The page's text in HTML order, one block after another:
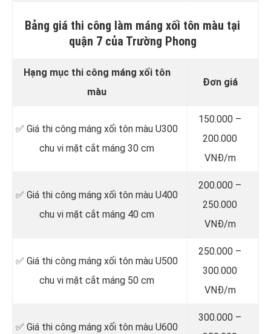
Bảng giá thi công làm máng xối tôn màu tại
quận 7 của Trường Phong
Hạng mục thi công máng xối tôn
màu
Đơn giá
✅ Giá thi công máng xối tôn màu U300
chu vi mặt cắt máng 30 cm
150.000 –
200.000
VNĐ/m
✅ Giá thi công máng xối tôn màu U400
chu vi mặt cắt máng 40 cm
200.000 –
250.000
VNĐ/m
✅ Giá thi công máng xối tôn màu U500
chu vi mặt cắt máng 50 cm
250.000 –
300.000
VNĐ/m
✅ Giá thi công máng xối tôn màu U600
300.000 –